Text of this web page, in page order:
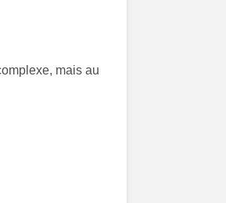
mais au